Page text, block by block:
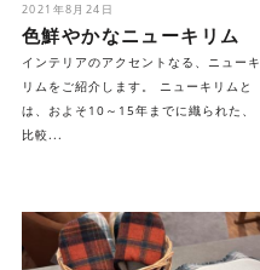
2021年8月24日
色鮮やかなニューキリム
インテリアのアクセントなる、ニューキ
リムをご紹介します。 ニューキリムと
は、およそ10～15年までに織られた、
比較...